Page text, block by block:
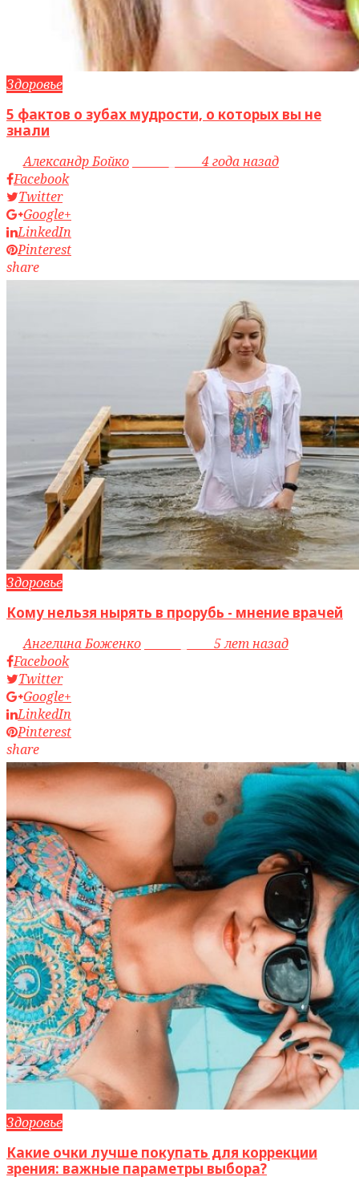
Здоровье
5 фактов о зубах мудрости, о которых вы не
знали
byАлександр Бойко
4 года назад
Facebook
Twitter
Google+
LinkedIn
Pinterest
share
Здоровье
Кому нельзя нырять в прорубь - мнение врачей
byАнгелина Боженко
5 лет назад
Facebook
Twitter
Google+
LinkedIn
Pinterest
share
Здоровье
Какие очки лучше покупать для коррекции
зрения: важные параметры выбора?